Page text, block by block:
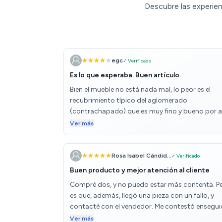
Descubre las
egc✓ Verificado
Es lo que esperaba. Buen artículo.
Bien el mueble no está nada mal, lo peor es el
recubrimiento típico del aglomerado
(contrachapado) que es muy fino y bueno por
la calidad cojea un poco, pero al final queda un
mueble sólido y bonito, las piezas encajan a la
perfección, y la tornilleria y rieles no faltó nada,
pesado de montar ya que son 6 cajones y el
cuerpo del mueble, pero trae un librito de
instrucciones muy claro de entender. A si que
contento con el resultado. Recomiendo
la tornilleria por tipos en varios apartados, ya
vienen todos mezclados, yo monté primero los
Ver más
Rosa Isabel Cándid...✓ Verificado
Buen producto y mejor atención al cliente
Compré dos, y no puedo estar más contenta.
es que, además, llegó una pieza con un fallo, y
contacté con el vendedor. Me contestó
y me envió la pieza nueva sin cargo alguno.
Ver más